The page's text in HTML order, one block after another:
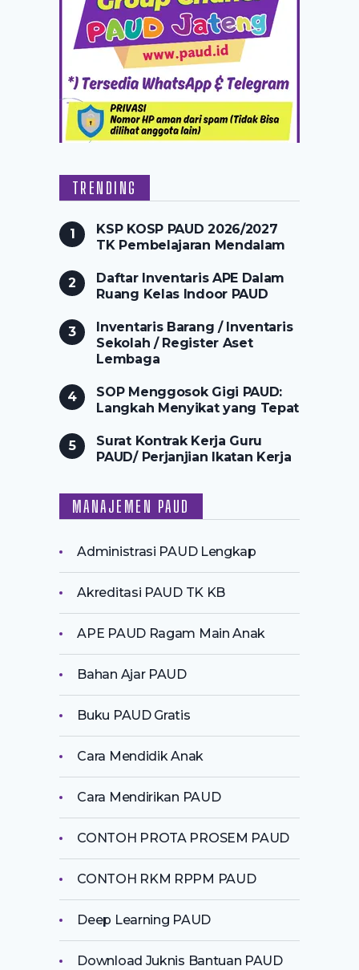
TRENDING
KSP KOSP PAUD 2026/2027
TK Pembelajaran Mendalam
Daftar Inventaris APE Dalam
Ruang Kelas Indoor PAUD
Inventaris Barang / Inventaris
Sekolah / Register Aset
Lembaga
SOP Menggosok Gigi PAUD:
Langkah Menyikat yang Tepat
Surat Kontrak Kerja Guru
PAUD/ Perjanjian Ikatan Kerja
MANAJEMEN PAUD
Administrasi PAUD Lengkap
Akreditasi PAUD TK KB
APE PAUD Ragam Main Anak
Bahan Ajar PAUD
Buku PAUD Gratis
Cara Mendidik Anak
Cara Mendirikan PAUD
CONTOH PROTA PROSEM PAUD
CONTOH RKM RPPM PAUD
Deep Learning PAUD
Download Juknis Bantuan PAUD